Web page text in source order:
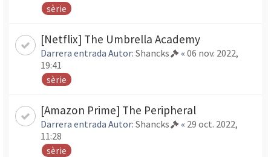
sèrie
[Netflix] The Umbrella Academy
Darrera entrada Autor: Shancks « 06 nov. 2022,
19:41
sèrie
[Amazon Prime] The Peripheral
Darrera entrada Autor: Shancks « 29 oct. 2022,
11:28
sèrie